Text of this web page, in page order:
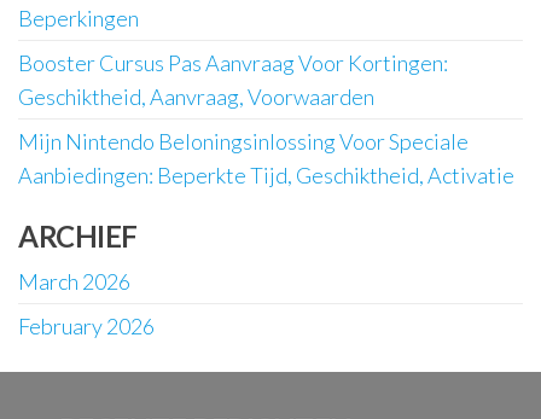
Beperkingen
Booster Cursus Pas Aanvraag Voor Kortingen:
Geschiktheid, Aanvraag, Voorwaarden
Mijn Nintendo Beloningsinlossing Voor Speciale
Aanbiedingen: Beperkte Tijd, Geschiktheid, Activatie
ARCHIEF
March 2026
February 2026